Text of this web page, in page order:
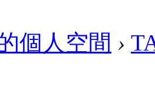
個人空間 ›